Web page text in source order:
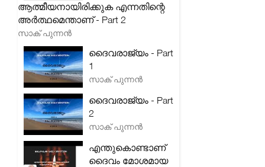
ആത്മീയനായിരിക്കുക എന്നതിന്റെ
അർത്ഥമെന്താണ് - Part 2
സാക് പുന്നൻ
ദൈവരാജ്യം - Part
1
സാക് പുന്നൻ
ദൈവരാജ്യം - Part
2
സാക് പുന്നൻ
എന്തുകൊണ്ടാണ്
ദൈവം മോശമായ